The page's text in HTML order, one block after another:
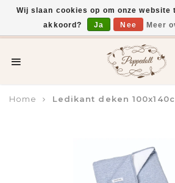
Voor 15:00 uur besteld,
Home Ledikant deken
Wij slaan cookies op om onze website
akkoord?
Ja Nee Meer